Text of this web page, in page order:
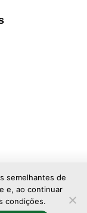
semelhantes de
e, ao continuar
condições.